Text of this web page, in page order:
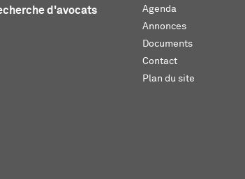
d'avocats
Agenda
Annonces
Documents
Contact
Plan du site